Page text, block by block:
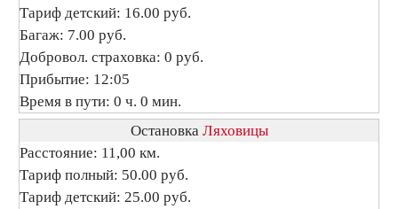
Тариф детский: 16.00 руб.
Багаж: 7.00 руб.
Добровол. страховка: 0 руб.
Прибытие: 12:05
Время в пути: 0 ч. 0 мин.
Остановка Ляховицы
Расстояние: 11,00 км.
Тариф полный: 50.00 руб.
Тариф детский: 25.00 руб.